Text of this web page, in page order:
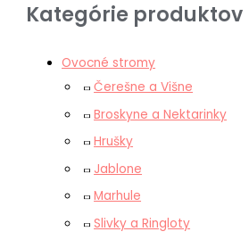
Kategórie produktov
Ovocné stromy
Čerešne a Višne
Broskyne a Nektarinky
Hrušky
Jablone
Marhule
Slivky a Ringloty